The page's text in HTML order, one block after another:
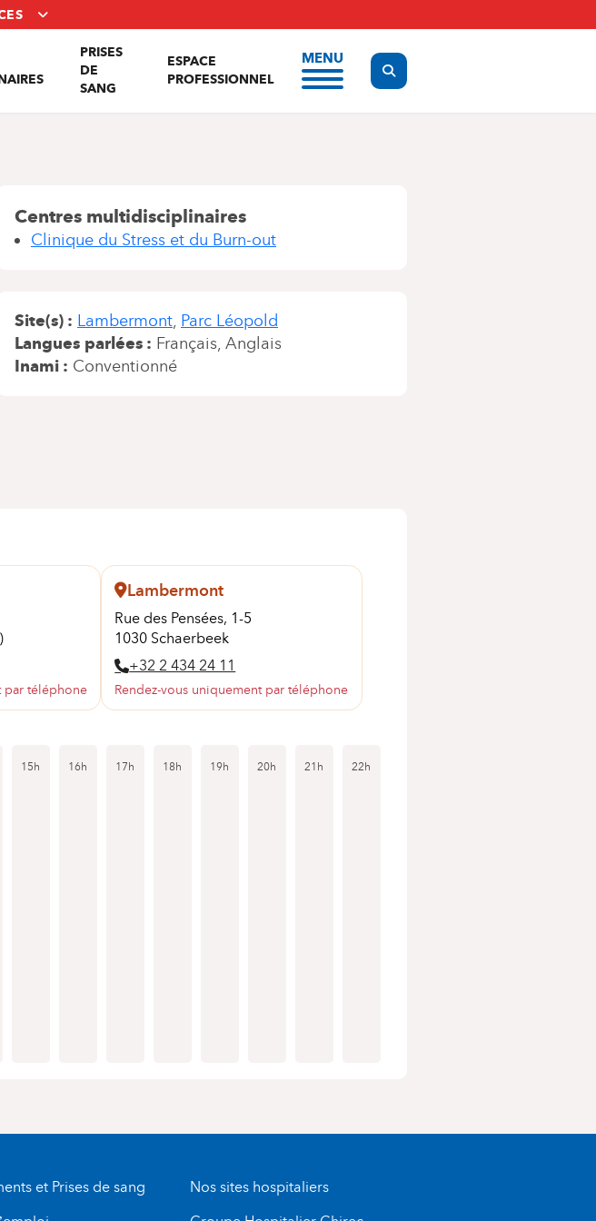
PRISES
DE
SANG
ESPACE
PROFESSIONNEL
MENU
Display the search form
Centres multidisciplinaires
Clinique du Stress et du Burn-out
Site(s) Lambermont Parc Léopold
Langues parlées
Français Anglais
Inami
Conventionné
par téléphone
Lambermont
Rue des Pensées, 1-5
1030 Schaerbeek
+32 2 434 24 11
Rendez-vous uniquement par téléphone
15h 16h 17h 18h 19h 20h 21h 22h
et Prises de sang
Nos sites hospitaliers